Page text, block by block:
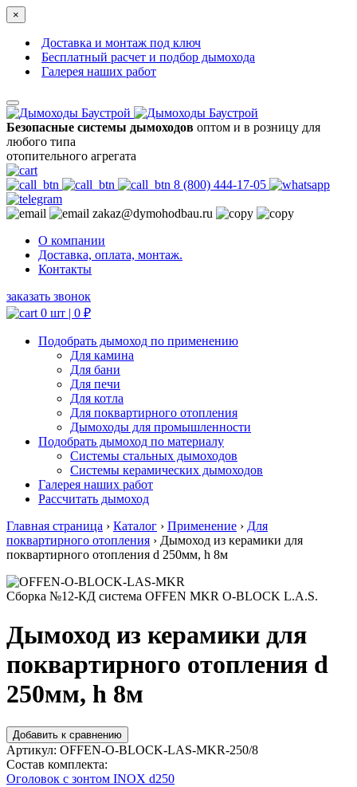
×
Доставка и монтаж под ключ
Бесплатный расчет и подбор дымохода
Галерея наших работ
Безопасные системы дымоходов оптом и в розницу для
любого типа
отопительного агрегата
8 (800) 444-17-05
zakaz@dymohodbau.ru
О компании
Доставка, оплата, монтаж.
Контакты
заказать звонок
0 шт | 0 ₽
Подобрать дымоход по применению
Для камина
Для бани
Для печи
Для котла
Для поквартирного отопления
Дымоходы для промышленности
Подобрать дымоход по материалу
Системы стальных дымоходов
Системы керамических дымоходов
Галерея наших работ
Рассчитать дымоход
Главная страница › Каталог › Применение › Для
поквартирного отопления › Дымоход из керамики для
поквартирного отопления d 250мм, h 8м
Сборка №12-КД система OFFEN MKR O-BLOCK L.A.S.
Дымоход из керамики для
поквартирного отопления d
250мм, h 8м
Добавить к сравнению
Артикул: OFFEN-O-BLOCK-LAS-MKR-250/8
Состав комплекта:
Оголовок с зонтом INOX d250